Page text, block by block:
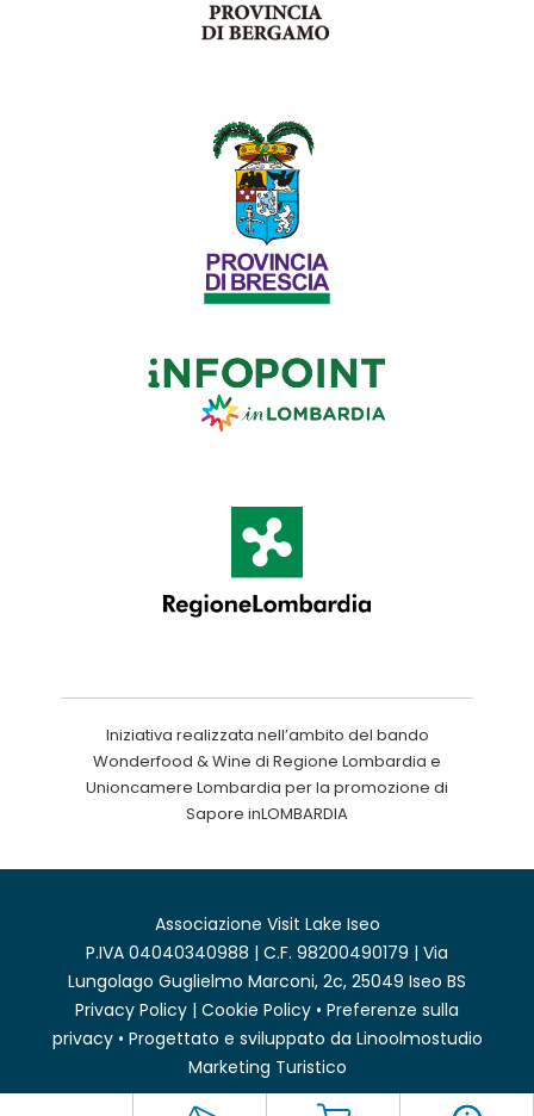
Iniziativa realizzata nell’ambito del bando
Wonderfood & Wine di Regione Lombardia e
Unioncamere Lombardia per la promozione di
Sapore inLOMBARDIA
Associazione Visit Lake Iseo
P.IVA 04040340988 | C.F. 98200490179 | Via
Lungolago Guglielmo Marconi, 2c, 25049 Iseo BS
Privacy Policy | Cookie Policy • Preferenze sulla
privacy• Progettato e sviluppato da Linoolmostudio
Marketing Turistico